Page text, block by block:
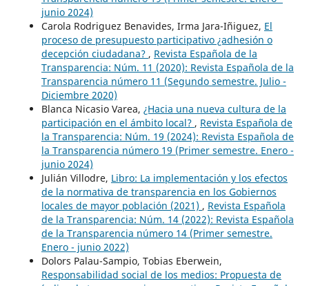
junio 2024)
Carola Rodriguez Benavides, Irma Jara-Iñiguez, El
proceso de presupuesto participativo ¿adhesión o
decepción ciudadana? , Revista Española de la
Transparencia: Núm. 11 (2020): Revista Española de la
Transparencia número 11 (Segundo semestre. Julio -
Diciembre 2020)
Blanca Nicasio Varea, ¿Hacia una nueva cultura de la
participación en el ámbito local? , Revista Española de
la Transparencia: Núm. 19 (2024): Revista Española de
la Transparencia número 19 (Primer semestre. Enero -
junio 2024)
Julián Villodre, Libro: La implementación y los efectos
de la normativa de transparencia en los Gobiernos
locales de mayor población (2021) , Revista Española
de la Transparencia: Núm. 14 (2022): Revista Española
de la Transparencia número 14 (Primer semestre.
Enero - junio 2022)
Dolors Palau-Sampio, Tobias Eberwein,
Responsabilidad social de los medios: Propuesta de